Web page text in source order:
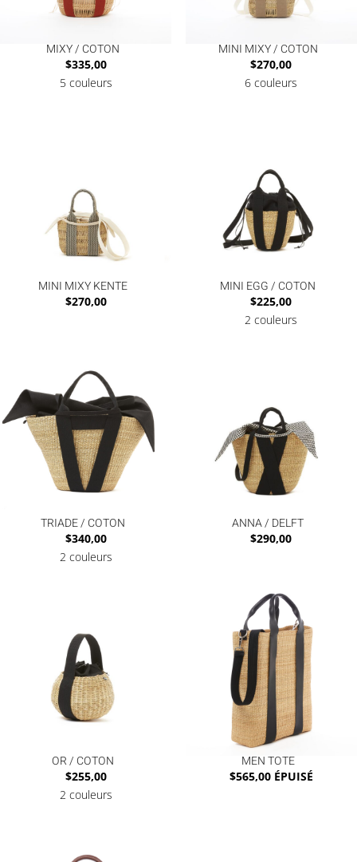
MIXY / COTON
$335,00
5 couleurs
MINI MIXY / COTON
$270,00
6 couleurs
MINI MIXY KENTE
$270,00
MINI EGG / COTON
$225,00
2 couleurs
TRIADE / COTON
$340,00
2 couleurs
ANNA / DELFT
$290,00
OR / COTON
$255,00
2 couleurs
MEN TOTE
$565,00 ÉPUISÉ